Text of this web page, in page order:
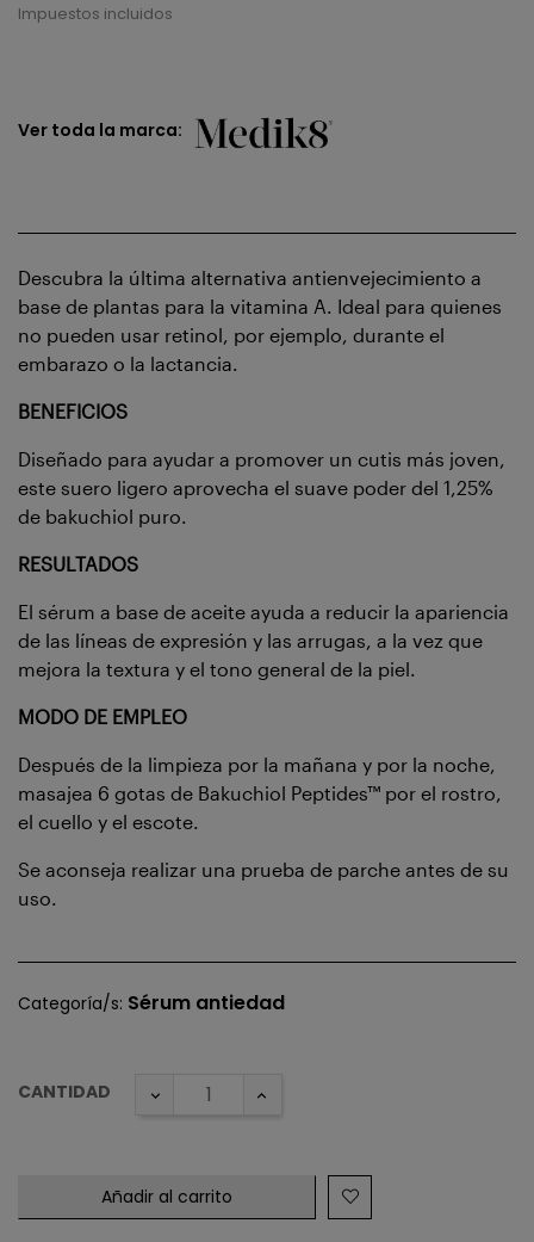
Impuestos incluidos
Ver toda la marca:
Descubra la última alternativa antienvejecimiento a
base de plantas para la vitamina A. Ideal para quienes
no pueden usar retinol, por ejemplo, durante el
embarazo o la lactancia.
BENEFICIOS
Diseñado para ayudar a promover un cutis más joven,
este suero ligero aprovecha el suave poder del 1,25%
de bakuchiol puro.
RESULTADOS
El sérum a base de aceite ayuda a reducir la apariencia
de las líneas de expresión y las arrugas, a la vez que
mejora la textura y el tono general de la piel.
MODO DE EMPLEO
Después de la limpieza por la mañana y por la noche,
masajea 6 gotas de Bakuchiol Peptides™ por el rostro,
el cuello y el escote.
Se aconseja realizar una prueba de parche antes de su
uso.
Categoría/s: Sérum antiedad
CANTIDAD
Añadir al carrito